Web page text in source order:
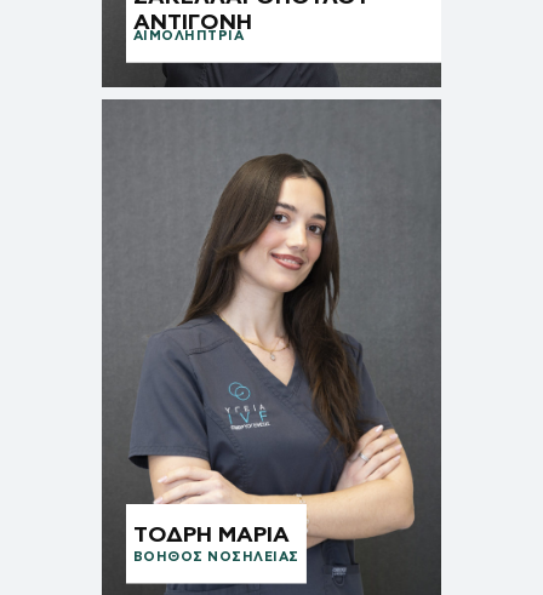
ΑΝΤΙΓΟΝΗ
ΑΙΜΟΛΗΠΤΡΙΑ
ΤΟΔΡΗ ΜΑΡΙΑ
ΒΟΗΘΟΣ ΝΟΣΗΛΕΙΑΣ